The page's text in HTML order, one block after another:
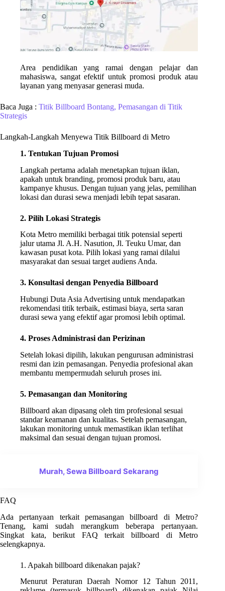
Area pendidikan yang ramai dengan pelajar dan
mahasiswa, sangat efektif untuk promosi produk atau
layanan yang menyasar generasi muda.
Baca Juga : Titik Billboard Bontang, Pemasangan di Titik
Strategis
Langkah-Langkah Menyewa Titik Billboard di Metro
1. Tentukan Tujuan Promosi
Langkah pertama adalah menetapkan tujuan iklan,
apakah untuk branding, promosi produk baru, atau
kampanye khusus. Dengan tujuan yang jelas, pemilihan
lokasi dan durasi sewa menjadi lebih tepat sasaran.
2. Pilih Lokasi Strategis
Kota Metro memiliki berbagai titik potensial seperti
jalur utama Jl. A.H. Nasution, Jl. Teuku Umar, dan
kawasan pusat kota. Pilih lokasi yang ramai dilalui
masyarakat dan sesuai target audiens Anda.
3. Konsultasi dengan Penyedia Billboard
Hubungi Duta Asia Advertising untuk mendapatkan
rekomendasi titik terbaik, estimasi biaya, serta saran
durasi sewa yang efektif agar promosi lebih optimal.
4. Proses Administrasi dan Perizinan
Setelah lokasi dipilih, lakukan pengurusan administrasi
resmi dan izin pemasangan. Penyedia profesional akan
membantu mempermudah seluruh proses ini.
5. Pemasangan dan Monitoring
Billboard akan dipasang oleh tim profesional sesuai
standar keamanan dan kualitas. Setelah pemasangan,
lakukan monitoring untuk memastikan iklan terlihat
maksimal dan sesuai dengan tujuan promosi.
Murah, Sewa Billboard Sekarang
FAQ
Ada pertanyaan terkait pemasangan billboard di Metro?
Tenang, kami sudah merangkum beberapa pertanyaan.
Singkat kata, berikut FAQ terkait billboard di Metro
selengkapnya.
1. Apakah billboard dikenakan pajak?
Menurut Peraturan Daerah Nomor 12 Tahun 2011,